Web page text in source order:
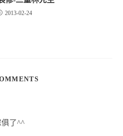
2013-02-24
了^^